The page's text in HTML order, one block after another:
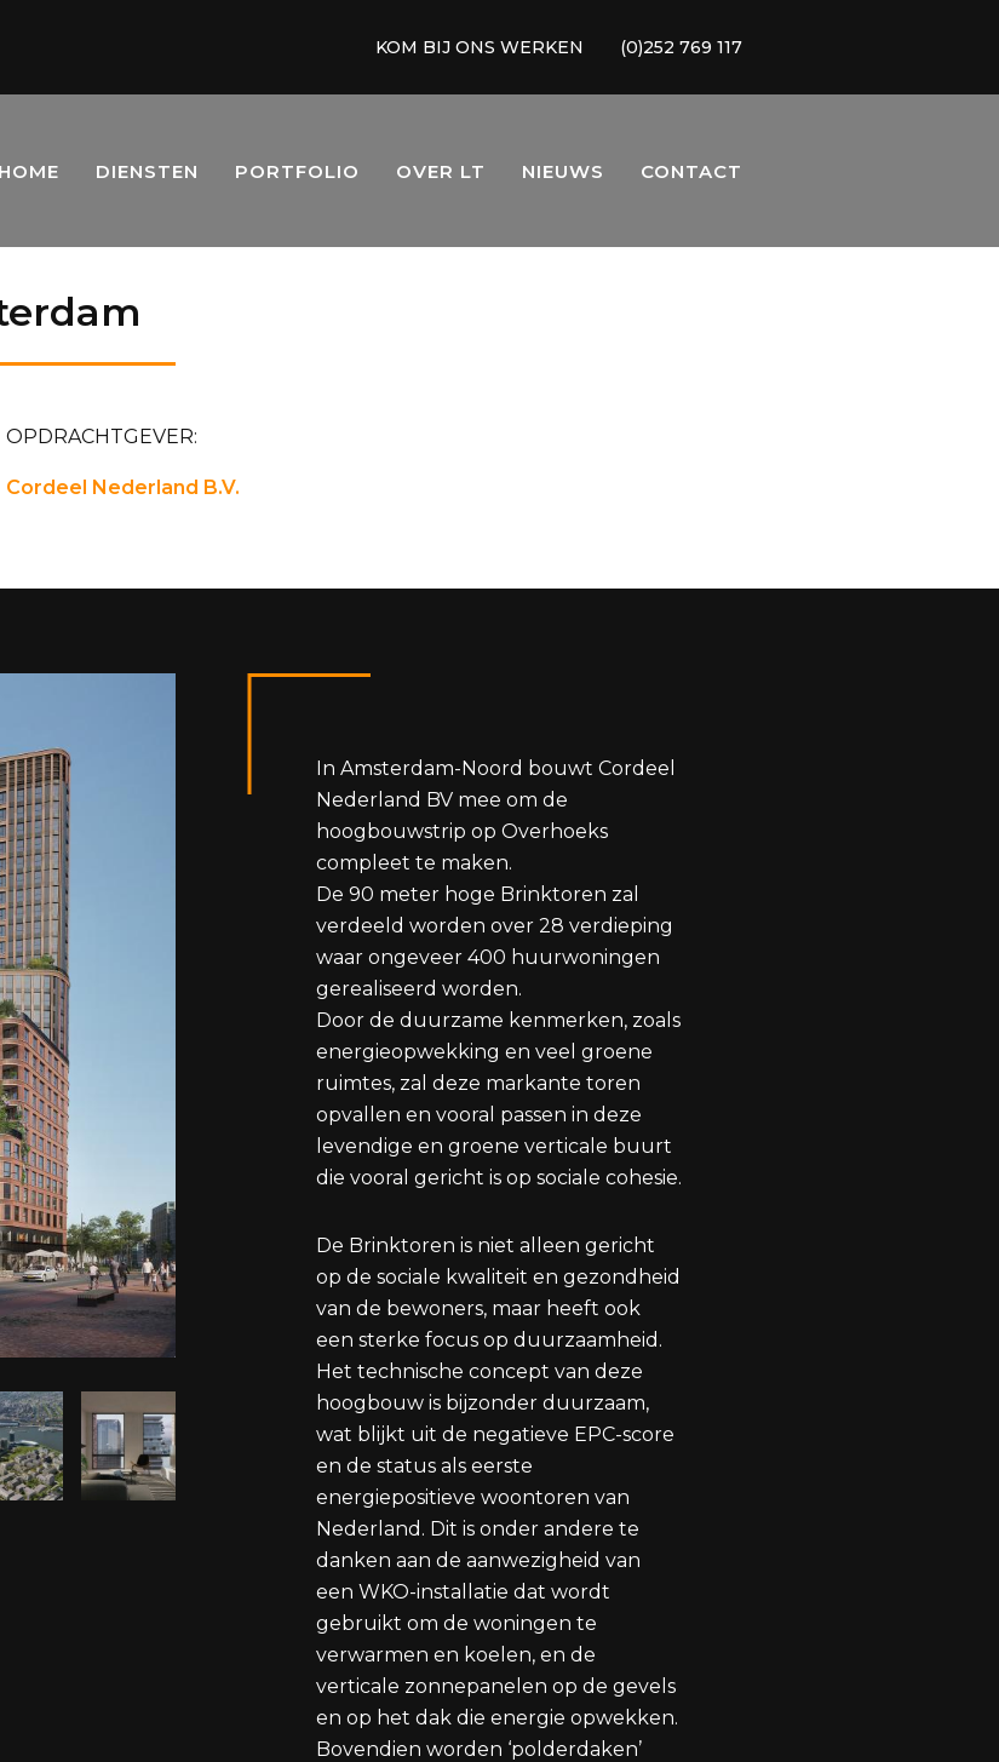
(0)252 769 117
KOM BIJ ONS WERKEN
HOME DIENSTEN PORTFOLIO OVER LT NIEUWS CONTACT
OPDRACHTGEVER:
Cordeel Nederland B.V.
In Amsterdam-Noord bouwt Cordeel
Nederland BV mee om de
hoogbouwstrip op Overhoeks
compleet te maken.
De 90 meter hoge Brinktoren zal
verdeeld worden over 28 verdieping
waar ongeveer 400 huurwoningen
gerealiseerd worden.
Door de duurzame kenmerken, zoals
energieopwekking en veel groene
ruimtes, zal deze markante toren
opvallen en vooral passen in deze
levendige en groene verticale buurt
die vooral gericht is op sociale cohesie.
De Brinktoren is niet alleen gericht
op de sociale kwaliteit en gezondheid
van de bewoners, maar heeft ook
een sterke focus op duurzaamheid.
Het technische concept van deze
hoogbouw is bijzonder duurzaam,
wat blijkt uit de negatieve EPC-score
en de status als eerste
energiepositieve woontoren van
Nederland. Dit is onder andere te
danken aan de aanwezigheid van
een WKO-installatie dat wordt
gebruikt om de woningen te
verwarmen en koelen, en de
verticale zonnepanelen op de gevels
en op het dak die energie opwekken.
Bovendien worden ‘polderdaken’